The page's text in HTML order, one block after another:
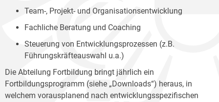
Team-, Projekt- und Organisationsentwicklung
Fachliche Beratung und Coaching
Steuerung von Entwicklungsprozessen (z.B.
Führungskräfteauswahl u.a.)
Die Abteilung Fortbildung bringt jährlich ein
Fortbildungsprogramm (siehe „Downloads“) heraus, in
welchem vorausplanend nach entwicklungsspezifischen